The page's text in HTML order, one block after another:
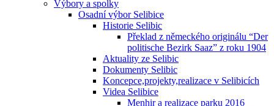
Výbory a spolky
Osadní výbor Selibice
Historie Selibic
Překlad z německého originálu “Der
politische Bezirk Saaz” z roku 1904
Aktuality ze Selibic
Dokumenty Selibic
Koncepce,projekty,realizace v Selibicích
Videa Selibice
Menhir a realizace parku 2016